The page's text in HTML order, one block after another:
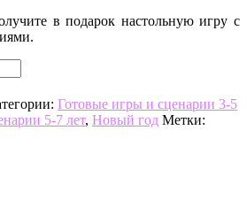
в подарок настольную игру с
Готовые игры и сценарии 3-5
5-7 лет, Новый год Метки: